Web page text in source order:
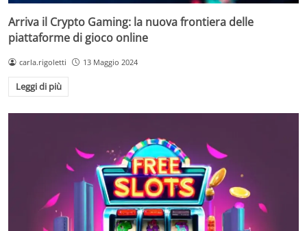
Arriva il Crypto Gaming: la nuova frontiera delle
piattaforme di gioco online
carla.rigoletti 13 Maggio 2024
Leggi di più